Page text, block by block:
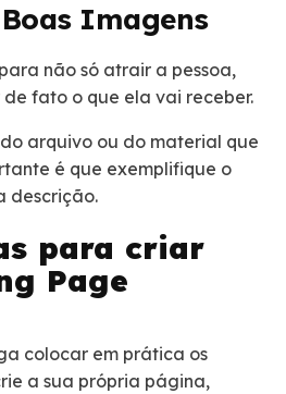
Imagens
não só atrair a pessoa,
fato o que ela vai receber.
arquivo ou do material que
é que exemplifique o
descrição.
para criar
Page
colocar em prática os
a sua própria página,